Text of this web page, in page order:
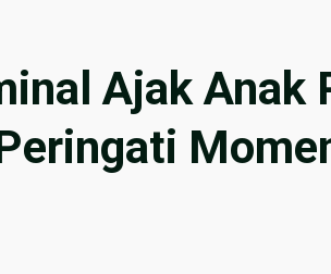
Ajak Anak